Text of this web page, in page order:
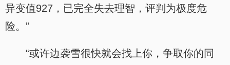
异变值927，已完全失去理智，评判为极度危
险。”
“或许边袭雪很快就会找上你，争取你的同